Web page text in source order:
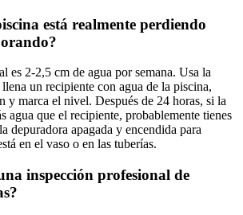
está realmente perdiendo
es 2-2,5 cm de agua por semana. Usa la
un recipiente con agua de la piscina,
y marca el nivel. Después de 24 horas, si la
agua que el recipiente, probablemente tienes
depuradora apagada y encendida para
en el vaso o en las tuberías.
inspección profesional de